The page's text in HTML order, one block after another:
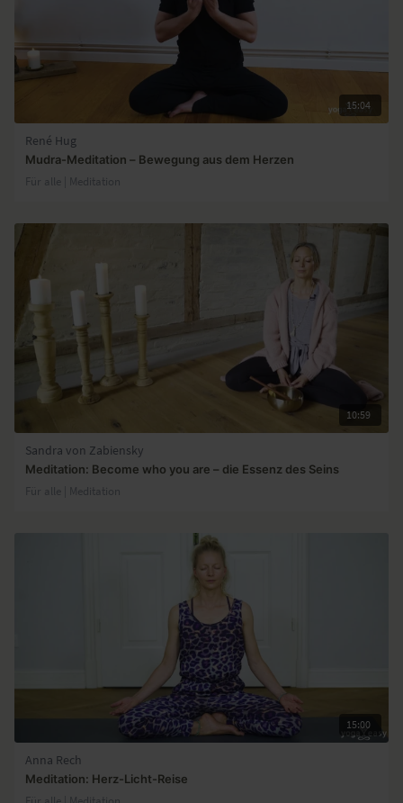
15:04
René Hug
Mudra-Meditation – Bewegung aus dem Herzen
Für alle | Meditation
10:59
Sandra von Zabiensky
Meditation: Become who you are – die Essenz des Seins
Für alle | Meditation
15:00
Anna Rech
Meditation: Herz-Licht-Reise